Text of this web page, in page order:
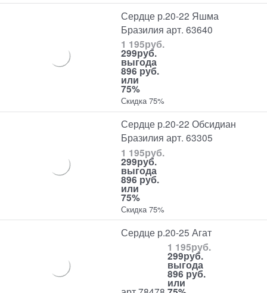
Сердце р.20-22 Яшма
Бразилия арт. 63640
1 195руб.
299руб.
выгода
896 руб.
или
75%
Скидка 75%
Сердце р.20-22 Обсидиан
Бразилия арт. 63305
1 195руб.
299руб.
выгода
896 руб.
или
75%
Скидка 75%
Сердце р.20-25 Агат
1 195руб.
299руб.
выгода
896 руб.
или